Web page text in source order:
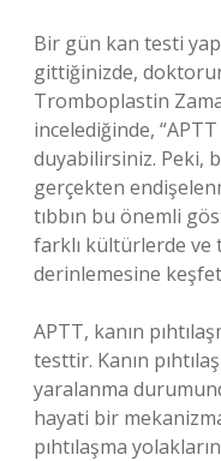
Bir gün kan testi
gittiğinizde,
Tromboplastin
incelediğinde,
duyabilirsiniz. Peki,
gerçekten
tıbbın bu önemli
farklı kültürlerde ve
derinlemesine
APTT, kanın
testtir. Kanın
yaralanma
hayati bir
pıhtılaşma